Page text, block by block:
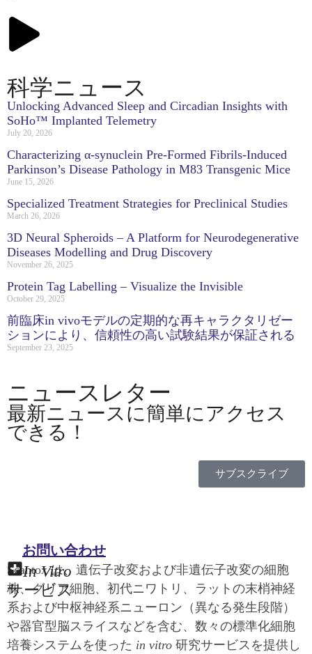
科学ニュース
Unlocking Advanced Sleep and Circadian Insights with
SoHo™ Implanted Telemetry
July 20, 2026
Characterizing α-synuclein Pre-Formed Fibrils-Induced
Parkinson’s Disease Pathology in M83 Transgenic Mice
June 15, 2026
Specialized Treatment Strategies for Preclinical Studies
March 26, 2026
3D Neural Spheroids – A Platform for Neurodegenerative
Diseases Modelling and Drug Discovery
November 26, 2025
Protein Tag Labelling – Visualize the Invisible
October 29, 2025
前臨床in vivoモデルの定期的な再キャラクタリゼー
ションにより、信頼性の高い試験結果が保証される
September 23, 2025
ニュースレター
最新ニュースに簡単にアクセス
できる！
サブスクライブ
お問い合わせ
In Vitro
サービス
Scantox は、遺伝子改変および非遺伝子改変の細胞
株、グリア細胞、初代ニワトリ、ラットの末梢神経
系および中枢神経系ニューロン（異なる発生段階）
や器官型脳スライスなどを含む、数々の標準化細胞
培養システムを使った in vitro 研究サービスを提供し